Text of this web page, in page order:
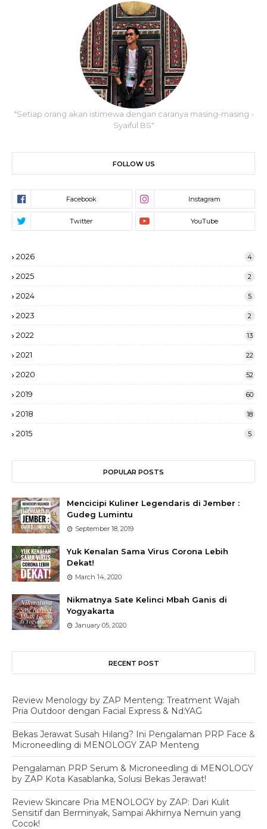
"Setiap orang akan istimewa dengan caranya masing-masing -
Syaiful BS"
FOLLOW US
2026 4
2025 2
2024 5
2023 2
2022 13
2021 22
2020 52
2019 60
2018 18
2015 5
POPULAR POSTS
Mencicipi Kuliner Legendaris di Jember :
Gudeg Lumintu
September 18, 2019
Yuk Kenalan Sama Virus Corona Lebih
Dekat!
March 14, 2020
Nikmatnya Sate Kelinci Mbah Ganis di
Yogyakarta
January 05, 2020
RECENT POST
Review Menology by ZAP Menteng: Treatment Wajah
Pria Outdoor dengan Facial Express & Nd:YAG
Bekas Jerawat Susah Hilang? Ini Pengalaman PRP Face &
Microneedling di MENOLOGY ZAP Menteng
Pengalaman PRP Serum & Microneedling di MENOLOGY
by ZAP Kota Kasablanka, Solusi Bekas Jerawat!
Review Skincare Pria MENOLOGY by ZAP: Dari Kulit
Sensitif dan Berminyak, Sampai Akhirnya Nemuin yang
Cocok!